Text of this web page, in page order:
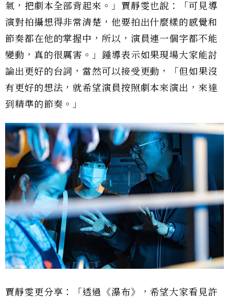
氣，把劇本全部背起來。」賈靜雯也說：「可見導
演對拍攝想得非常清楚，他要拍出什麼樣的感覺和
節奏都在他的掌握中，所以，演員連一個字都不能
變動，真的很厲害。」鍾導表示如果現場大家能討
論出更好的台詞，當然可以接受更動，「但如果沒
有更好的想法，就希望演員按照劇本來演出，來達
到精準的節奏。」
賈靜雯更分享：「透過《瀑布》，希望大家看見許